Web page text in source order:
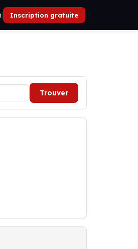
| Inscription gratuite |
Trouver